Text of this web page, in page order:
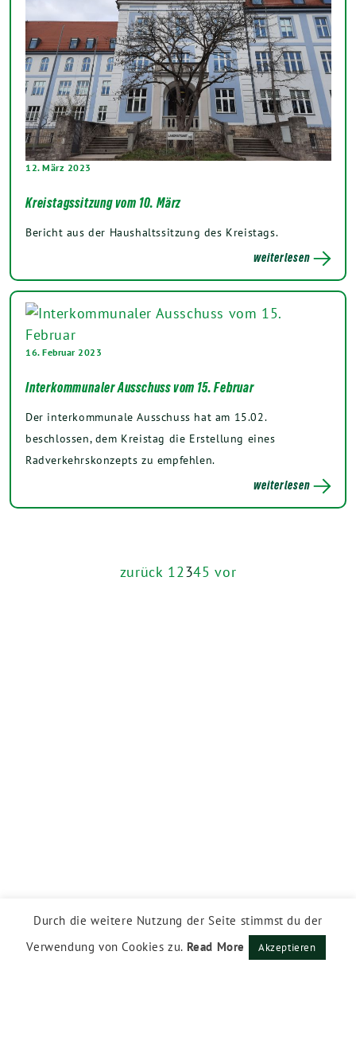
12. März 2023
Kreistagssitzung vom 10. März
Bericht aus der Haushaltssitzung des Kreistags.
weiterlesen
16. Februar 2023
Interkommunaler Ausschuss vom 15. Februar
Der interkommunale Ausschuss hat am 15.02.
beschlossen, dem Kreistag die Erstellung eines
Radverkehrskonzepts zu empfehlen.
weiterlesen
zurück 12345 vor
Durch die weitere Nutzung der Seite stimmst du der
Verwendung von Cookies zu. Read More Akzeptieren